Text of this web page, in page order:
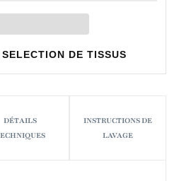
DE TISSUS
DÉTAILS
INSTRUCTIONS DE
LAVAGE